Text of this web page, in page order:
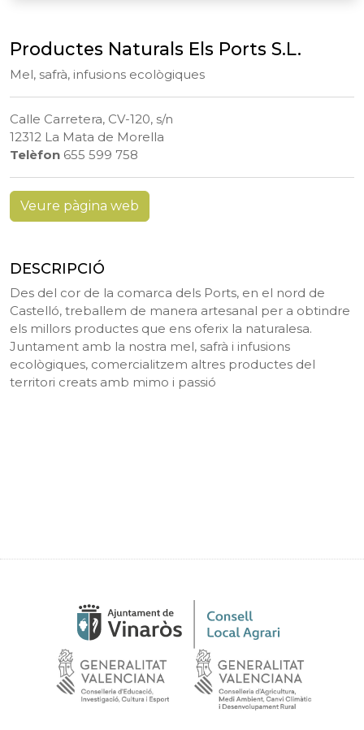
Productes Naturals Els Ports S.L.
Mel, safrà, infusions ecològiques
Calle Carretera, CV-120, s/n
12312 La Mata de Morella
Telèfon 655 599 758
Veure pàgina web
DESCRIPCIÓ
Des del cor de la comarca dels Ports, en el nord de
Castelló, treballem de manera artesanal per a obtindre
els millors productes que ens oferix la naturalesa.
Juntament amb la nostra mel, safrà i infusions
ecològiques, comercialitzem altres productes del
territori creats amb mimo i passió